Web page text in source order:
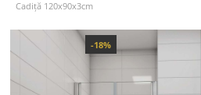
Cadiță 120x90x3cm
-18%